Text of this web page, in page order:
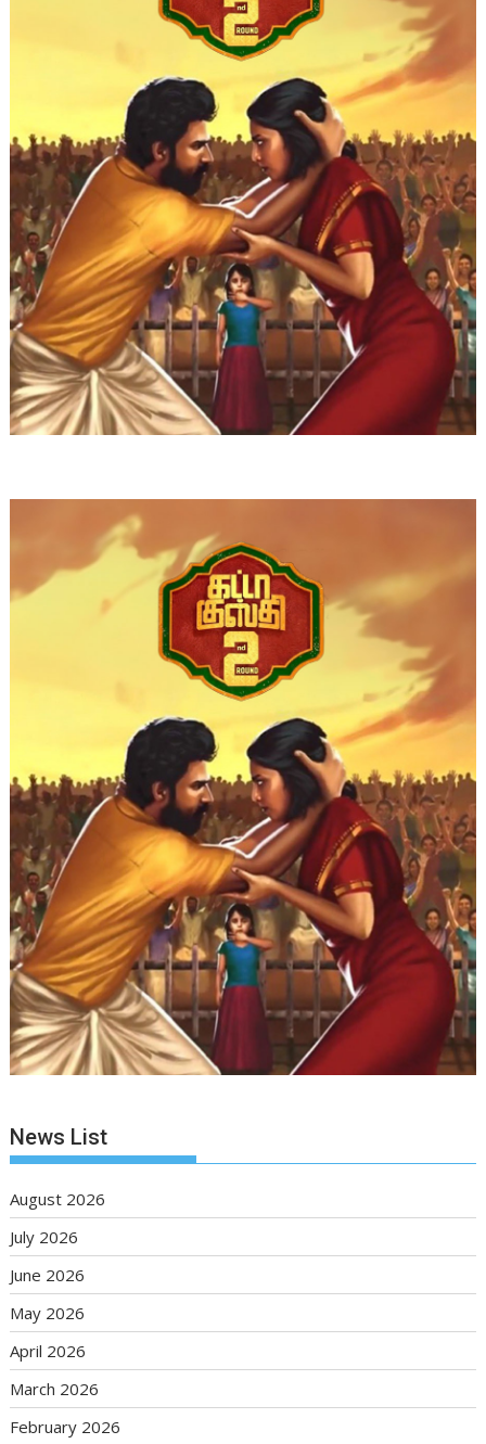
News List
August 2026
July 2026
June 2026
May 2026
April 2026
March 2026
February 2026